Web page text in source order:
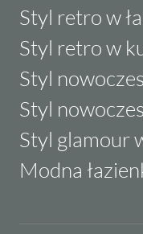
Styl retro w
Styl retro w
Styl
Styl
Styl glamour
Modna